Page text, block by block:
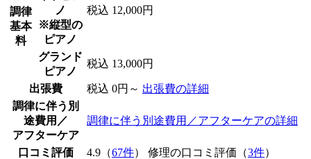
調律
基本
料
ノ
※縦型の
ピアノ
税込 12,000円
グランド
ピアノ
税込 13,000円
出張費 税込 0円～ 出張費の詳細
調律に伴う別
途費用／
アフターケア
調律に伴う別途費用／アフターケアの詳細
口コミ評価 4.9（67件） 修理の口コミ評価（3件）